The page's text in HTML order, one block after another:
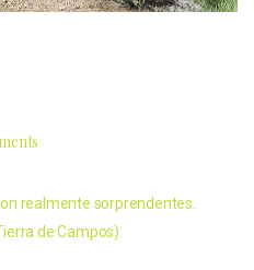
realmente sorprendentes.
de Campos).